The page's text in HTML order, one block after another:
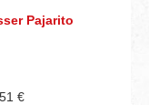
Pajarito
€